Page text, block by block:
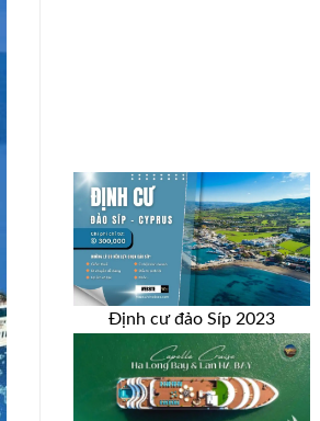
Định cư đảo Síp 2023